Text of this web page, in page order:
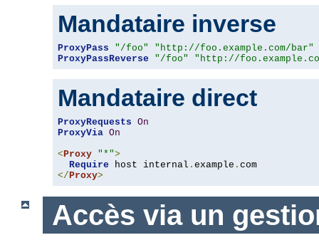
Mandataire inverse
ProxyPass "/foo"
"http://foo.example.com/bar"
ProxyPassReverse
"/foo" "http://
Mandataire direct
ProxyRequests On
ProxyVia On
< Proxy "*">
Require host internal . example .
</ Proxy>
Accès via un